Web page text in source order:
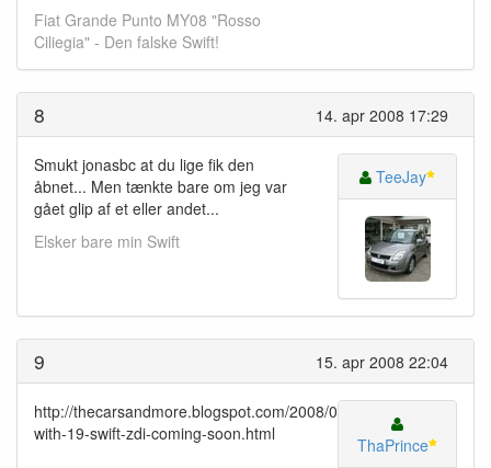
Fiat Grande Punto MY08 "Rosso
Ciliegia" - Den falske Swift!
14. apr 2008 17:29
8
Smukt jonasbc at du lige fik den
åbnet... Men tænkte bare om jeg var
gået glip af et eller andet...
Elsker bare min Swift
TeeJay
15. apr 2008 22:04
9
http://thecarsandmore.blogspot.com/2008/02/sx4-
with-19-swift-zdi-coming-soon.html
ThaPrince